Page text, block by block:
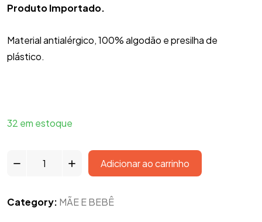
Produto Importado.
Material antialérgico, 100% algodão e presilha de
plástico.
32 em estoque
Adicionar ao carrinho
Category: MÃE E BEBÊ